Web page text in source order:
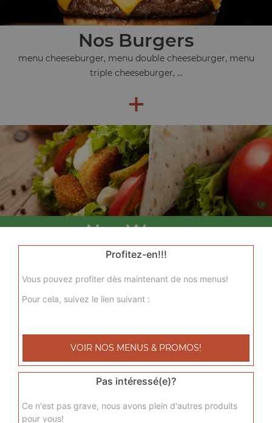
Nos Burgers
menu cheeseburger, menu double cheeseburger, menu
triple cheeseburger, ...
+
Nos Wraps
menu wrap tenders, menu wrap tenders steak
+
Nos Tacos
Profitez-en!!!
Vous pouvez profiter dès maintenant de nos menus!
Pour cela, suivez le lien suivant :
VOIR NOS MENUS & PROMOS!
Pas intéressé(e)?
Ce n'est pas grave, nous avons plein d'autres produits
pour vous!